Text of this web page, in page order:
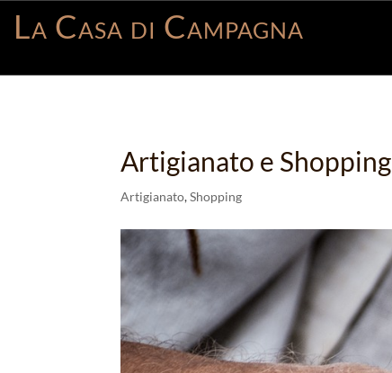
La Casa di Campagna
Artigianato e Shopping
Artigianato,Shopping